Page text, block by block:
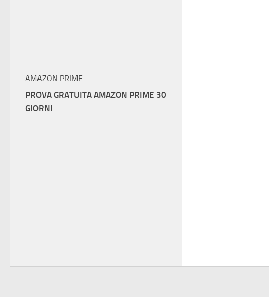
AMAZON PRIME
PROVA GRATUITA AMAZON PRIME 30
GIORNI